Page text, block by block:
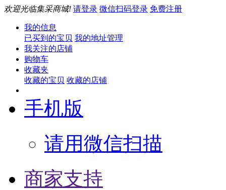
欢迎光临集采商城! 请登录 微信扫码登录 免费注册
我的信息
已买到的宝贝 我的地址管理
我关注的店铺
购物车
收藏夹
收藏的宝贝 收藏的店铺
手机版
请用微信扫描
商家支持